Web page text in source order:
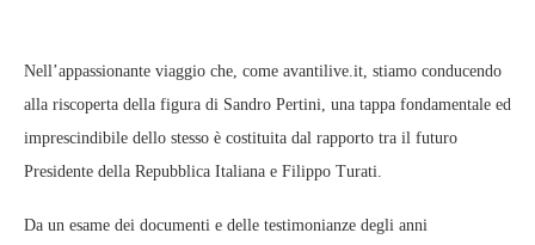
Nell’appassionante viaggio che, come avantilive.it, stiamo conducendo
alla riscoperta della figura di Sandro Pertini, una tappa fondamentale ed
imprescindibile dello stesso è costituita dal rapporto tra il futuro
Presidente della Repubblica Italiana e Filippo Turati.
Da un esame dei documenti e delle testimonianze degli anni